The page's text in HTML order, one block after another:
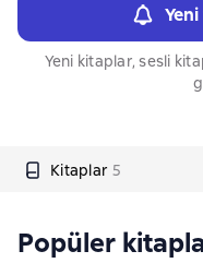
Yeni kitaplar, sesli
Kitaplar 5
Popüler